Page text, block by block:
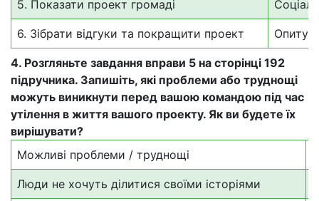
5. Показати проект громаді
6. Зібрати відгуки та покращити проект
4. Розгляньте завдання вправи 5 на сторінці 192
підручника. Запишіть, які проблеми або труднощі
можуть виникнути перед вашою командою під час
утілення в життя вашого проекту. Як ви будете їх
вирішувати?
Можливі проблеми / труднощі
Люди не хочуть ділитися своїми історіями